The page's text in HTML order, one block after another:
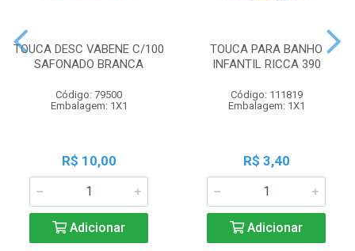
TOUCA DESC VABENE C/100
SAFONADO BRANCA
Código: 79500
Embalagem: 1X1
R$ 10,00
Adicionar
TOUCA PARA BANHO
INFANTIL RICCA 390
Código: 111819
Embalagem: 1X1
R$ 3,40
Adicionar